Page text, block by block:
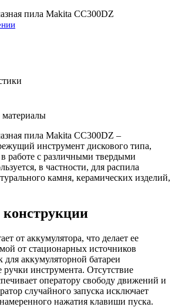
пила Makita CC300DZ
материалы
пила Makita CC300DZ –
инструмент дискового типа,
работе с различными твердыми
в частности, для распила
камня, керамических изделий,
от аккумулятора, что делает ее
от стационарных источников
для аккумуляторной батареи
ручки инструмента. Отсутствие
оператору свободу движений и
случайного запуска исключает
нажатия клавиши пуска.